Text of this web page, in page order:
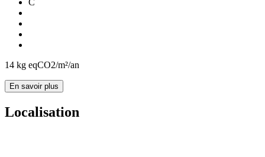
C
14 kg eqCO2/m²/an
En savoir plus
Localisation